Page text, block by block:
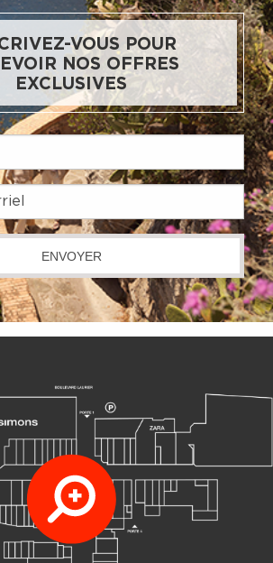
VOUS POUR
NOS OFFRES
EXCLUSIVES